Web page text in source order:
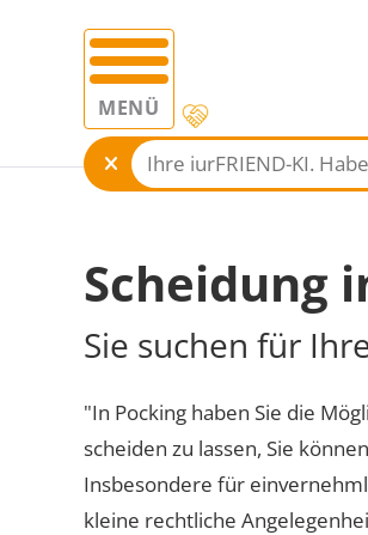
MENÜ
Scheidung
Sie suchen für
"In Pocking haben Sie die
scheiden zu lassen, Sie
Insbesondere für
kleine rechtliche